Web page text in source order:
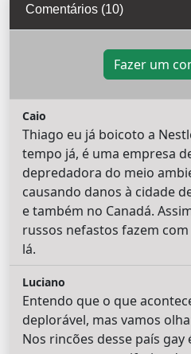
Comentários (10)
Fazer um
Caio
Thiago eu já boicoto a
tempo já, é uma empresa
depredadora do meio
causando danos à cidade
e também no Canadá.
russos nefastos fazem
lá.
Luciano
Entendo que o que
deplorável, mas vamos
Nos rincões desse país